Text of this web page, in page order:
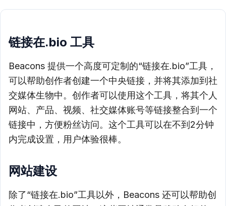
链接在.bio 工具
Beacons 提供一个高度可定制的“链接在.bio”工具，
可以帮助创作者创建一个中央链接，并将其添加到社
交媒体生物中。创作者可以使用这个工具，将其个人
网站、产品、视频、社交媒体账号等链接整合到一个
链接中，方便粉丝访问。这个工具可以在不到2分钟
内完成设置，用户体验很棒。
网站建设
除了“链接在.bio”工具以外，Beacons 还可以帮助创